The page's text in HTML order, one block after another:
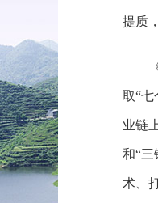
提质
取“
业链
和“
术、